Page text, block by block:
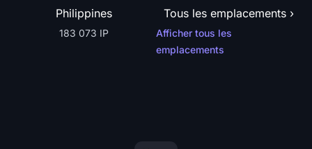
Philippines
183 073 IP
Tous les emplacements ›
Afficher tous les
emplacements